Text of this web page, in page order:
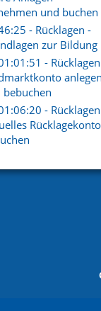
und buchen
- Rücklagen -
zur Bildung
-
anlegen
bebuchen
-
Rücklagekonto